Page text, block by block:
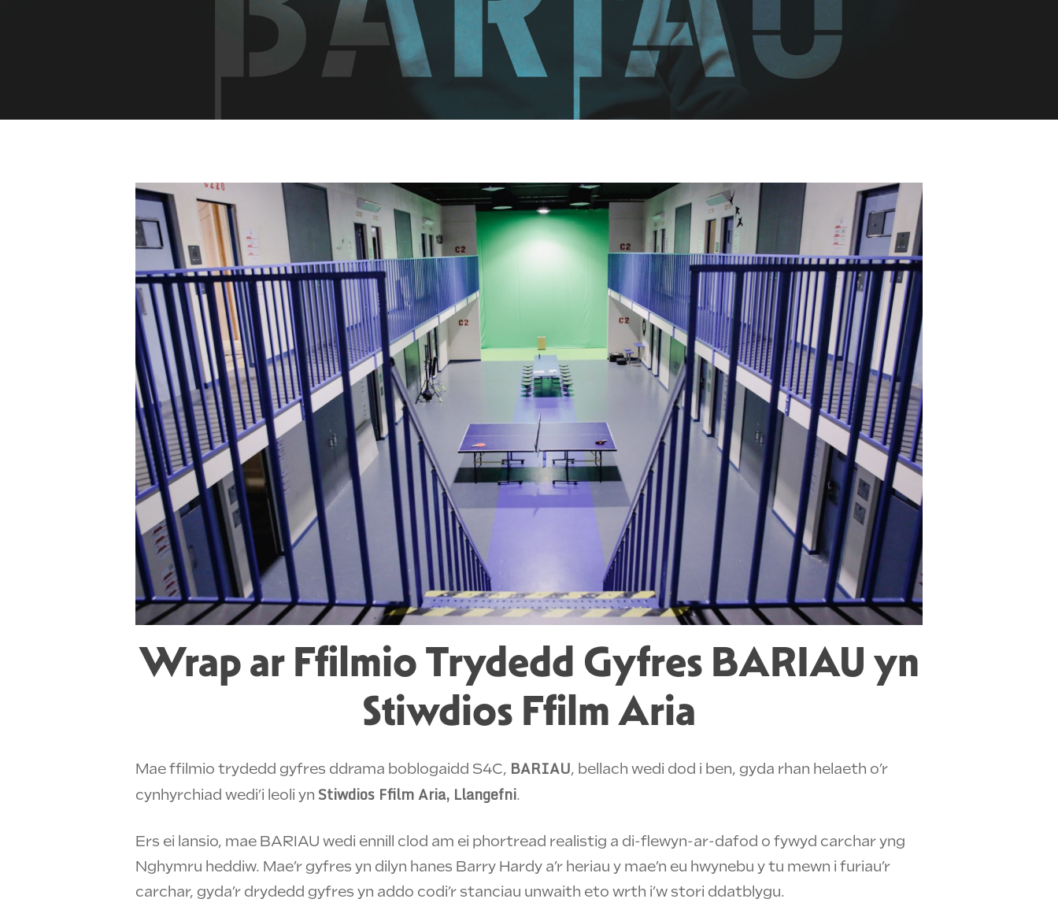
Wrap ar Ffilmio Trydedd Gyfres BARIAU yn
Stiwdios Ffilm Aria
Mae ffilmio trydedd gyfres ddrama boblogaidd S4C, BARIAU, bellach wedi dod i ben, gyda rhan helaeth o’r
cynhyrchiad wedi’i leoli ynStiwdios Ffilm Aria, Llangefni.
Ers ei lansio, mae BARIAU wedi ennill clod am ei phortread realistig a di-flewyn-ar-dafod o fywyd carchar yng
Nghymru heddiw. Mae’r gyfres yn dilyn hanes Barry Hardy a’r heriau y mae’n eu hwynebu y tu mewn i furiau’r
carchar, gyda’r drydedd gyfres yn addo codi’r stanciau unwaith eto wrth i’w stori ddatblygu.